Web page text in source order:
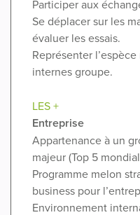
Participer aux
Se déplacer sur les
évaluer les essais.
Représenter
internes groupe.
LES +
Entreprise
Appartenance à un
majeur (Top 5
Programme melon
business pour
Environnement